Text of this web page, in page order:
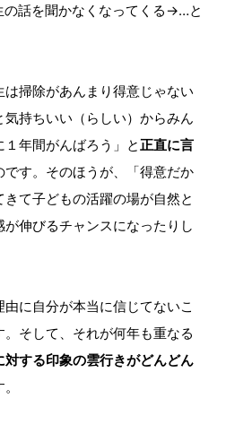
話を聞かなくなってくる→…と
掃除があんまり得意じゃない
持ちいい（らしい）からみん
１年間がんばろう」と正直に言
です。そのほうが、「得意だか
て子どもの活躍の場が自然と
伸びるチャンスになったりし
由に 自分が本当に信じてないこ
そして、それが何年も重なる
する印象の雲行きがどんどん